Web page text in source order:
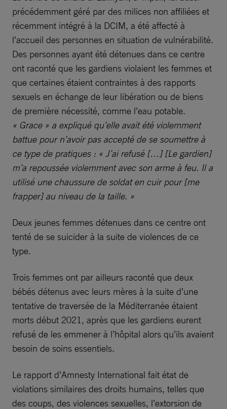
précédemment géré par des milices non affiliées et
récemment intégré à la DCIM, a été affecté à
l’accueil des personnes en situation de vulnérabilité.
Des personnes ayant été détenues dans ce centre
ont raconté que les gardiens violaient les femmes et
que certaines étaient contraintes à des rapports
sexuels en échange de leur libération ou de biens
de première nécessité, comme l’eau potable.
« Grace » a expliqué qu’elle avait été violemment
battue pour n’avoir pas accepté de se soumettre à
ce type de pratiques : « J’ai refusé […] [Le gardien]
m’a repoussée violemment avec son arme à feu. Il a
utilisé une chaussure de soldat en cuir pour [me
frapper] au niveau de la taille. »
Deux jeunes femmes détenues dans ce centre ont
tenté de se suicider à la suite de violences de ce
type.
Trois femmes ont par ailleurs raconté que deux
bébés détenus avec leurs mères à la suite d’une
tentative de traversée de la Méditerranée étaient
morts début 2021, après que les gardiens eurent
refusé de les emmener à l’hôpital alors qu’ils avaient
besoin de soins essentiels.
Le rapport d’Amnesty International fait état de
violations similaires des droits humains, telles que
des coups, des violences sexuelles, l’extorsion de